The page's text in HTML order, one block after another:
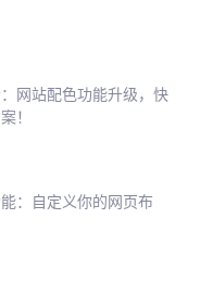
网站配色功能升级，快
！
：自定义你的网页布